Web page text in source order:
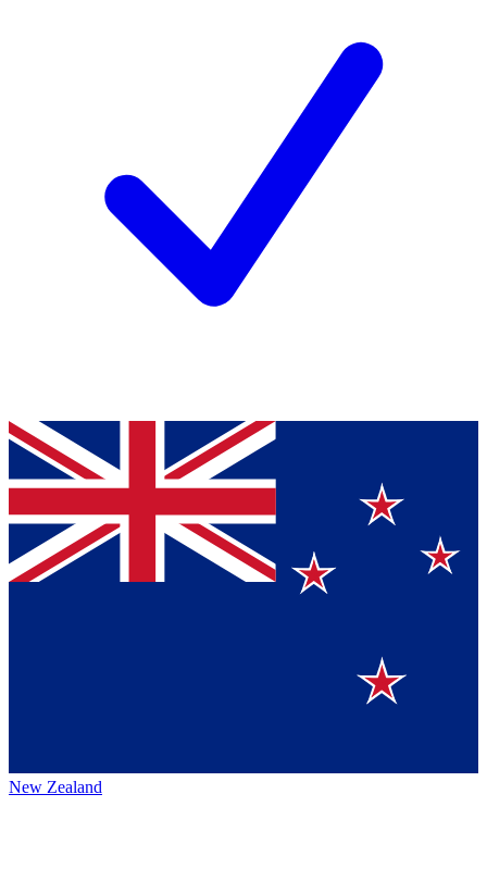
New Zealand